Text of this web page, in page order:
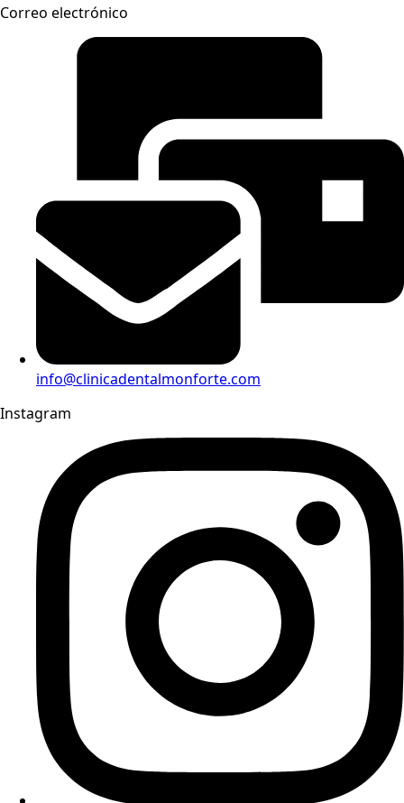
Correo electrónico
info@clinicadentalmonforte.com
Instagram